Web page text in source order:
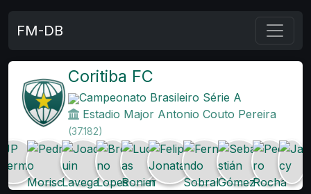
FM-DB
Coritiba FC
Campeonato Brasileiro Série A
Estadio Major Antonio Couto Pereira
(37.182)